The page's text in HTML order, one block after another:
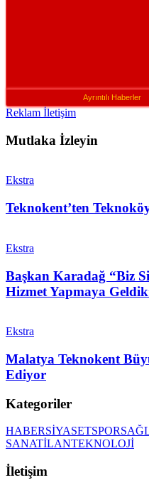
Ayrıntılı Haberler
Reklam İletişim
Mutlaka İzleyin
Ekstra
Teknokent’ten
Ekstra
Başkan Karadağ “Biz
Hizmet Yapmaya
Ekstra
Malatya Teknokent
Ediyor
Kategoriler
HABERSİYASETSPOR
SANATİLANTEKNOLOJİ
İletişim